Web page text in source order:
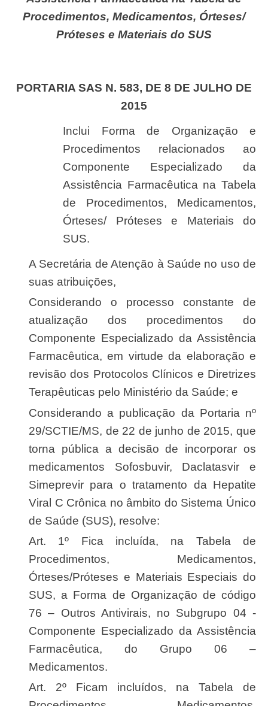
Procedimentos, Medicamentos, Órteses/
Próteses e Materiais do SUS
PORTARIA SAS N. 583, DE 8 DE JULHO DE
2015
Inclui Forma de Organização e
Procedimentos relacionados ao
Componente Especializado da
Assistência Farmacêutica na Tabela
de Procedimentos, Medicamentos,
Órteses/ Próteses e Materiais do
SUS.
A Secretária de Atenção à Saúde no uso de
suas atribuições,
Considerando o processo constante de
atualização dos procedimentos do
Componente Especializado da Assistência
Farmacêutica, em virtude da elaboração e
revisão dos Protocolos Clínicos e Diretrizes
Terapêuticas pelo Ministério da Saúde; e
Considerando a publicação da Portaria nº
29/SCTIE/MS, de 22 de junho de 2015, que
torna pública a decisão de incorporar os
medicamentos Sofosbuvir, Daclatasvir e
Simeprevir para o tratamento da Hepatite
Viral C Crônica no âmbito do Sistema Único
de Saúde (SUS), resolve:
Art. 1º Fica incluída, na Tabela de
Procedimentos, Medicamentos,
Órteses/Próteses e Materiais Especiais do
SUS, a Forma de Organização de código
76 – Outros Antivirais, no Subgrupo 04 -
Componente Especializado da Assistência
Farmacêutica, do Grupo 06 –
Medicamentos.
Art. 2º Ficam incluídos, na Tabela de